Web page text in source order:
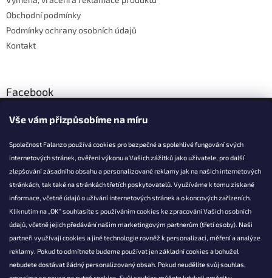
Vše vám přizpůsobíme na míru
Společnost Falanzo používá cookies pro bezpečné a spolehlivé fungování svých
internetových stránek, ověření výkonu a Vašich zážitků jako uživatele, pro další
zlepšování zásadního obsahu a personalizované reklamy jak na našich internetových
stránkách, tak také na stránkách třetích poskytovatelů. Využíváme k tomu získané
informace, včetně údajů o užívání internetových stránek a o koncových zařízeních.
Kliknutím na „OK“ souhlasíte s používáním cookies ke zpracování Vašich osobních
údajů, včetně jejich předávání našim marketingovým partnerům (třetí osoby). Naši
partneři využívají cookies a jiné technologie rovněž k personalizaci, měření a analýze
reklamy. Pokud to odmítnete budeme používat jen základní cookies a bohužel
nebudete dostávat žádný personalizovaný obsah. Pokud neudělíte svůj souhlas,
Obchodní podmínky
Podmínky ochrany osobních údajů
Kontakt
Facebook
KONTAKT
info@falanzo.cz
Falanzo.cz
FalanzoCZ